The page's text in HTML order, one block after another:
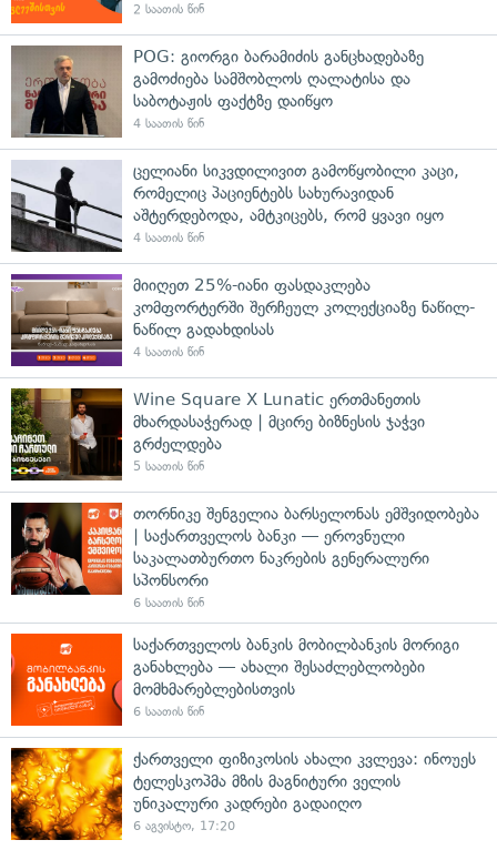
2 საათის წინ
POG: გიორგი ბარამიძის განცხადებაზე
გამოძიება სამშობლოს ღალატისა და
საბოტაჟის ფაქტზე დაიწყო
4 საათის წინ
ცელიანი სიკვდილივით გამოწყობილი კაცი,
რომელიც პაციენტებს სახურავიდან
აშტერდებოდა, ამტკიცებს, რომ ყვავი იყო
4 საათის წინ
მიიღეთ 25%-იანი ფასდაკლება
კომფორტერში შერჩეულ კოლექციაზე ნაწილ-
ნაწილ გადახდისას
4 საათის წინ
Wine Square X Lunatic ერთმანეთის
მხარდასაჭერად | მცირე ბიზნესის ჯაჭვი
გრძელდება
5 საათის წინ
თორნიკე შენგელია ბარსელონას ემშვიდობება
| საქართველოს ბანკი — ეროვნული
საკალათბურთო ნაკრების გენერალური
სპონსორი
6 საათის წინ
საქართველოს ბანკის მობილბანკის მორიგი
განახლება — ახალი შესაძლებლობები
მომხმარებლებისთვის
6 საათის წინ
ქართველი ფიზიკოსის ახალი კვლევა: ინოუეს
ტელესკოპმა მზის მაგნიტური ველის
უნიკალური კადრები გადაიღო
6 აგვისტო, 17:20